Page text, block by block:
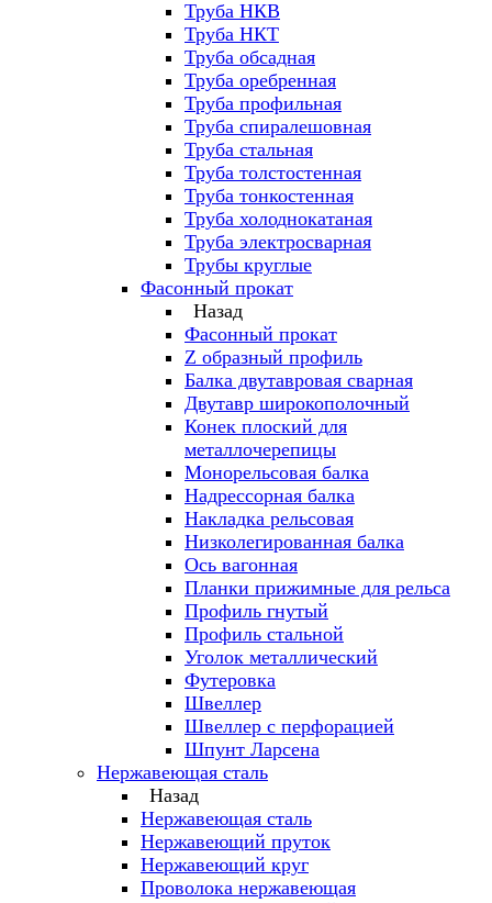
Труба НКВ
Труба НКТ
Труба обсадная
Труба оребренная
Труба профильная
Труба спиралешовная
Труба стальная
Труба толстостенная
Труба тонкостенная
Труба холоднокатаная
Труба электросварная
Трубы круглые
Фасонный прокат
Назад
Фасонный прокат
Z образный профиль
Балка двутавровая сварная
Двутавр широкополочный
Конек плоский для
металлочерепицы
Монорельсовая балка
Надрессорная балка
Накладка рельсовая
Низколегированная балка
Ось вагонная
Планки прижимные для рельса
Профиль гнутый
Профиль стальной
Уголок металлический
Футеровка
Швеллер
Швеллер с перфорацией
Шпунт Ларсена
Нержавеющая сталь
Назад
Нержавеющая сталь
Нержавеющий пруток
Нержавеющий круг
Проволока нержавеющая